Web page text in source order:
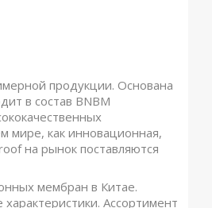
продукции. Основана
в состав BNBM
мире, как инновационная,
на рынок поставляются
мембран в Китае.
Ассортимент